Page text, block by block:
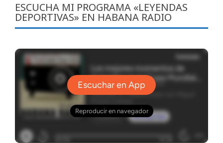
ESCUCHA MI PROGRAMA «LEYENDAS
DEPORTIVAS» EN HABANA RADIO